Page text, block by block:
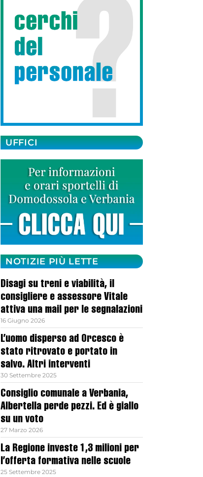
UFFICI
NOTIZIE PIÙ LETTE
Disagi su treni e viabilità, il
consigliere e assessore Vitale
attiva una mail per le segnalazioni
16 Giugno 2026
L’uomo disperso ad Orcesco è
stato ritrovato e portato in
salvo. Altri interventi
30 Settembre 2025
Consiglio comunale a Verbania,
Albertella perde pezzi. Ed è giallo
su un voto
27 Marzo 2026
La Regione investe 1,3 milioni per
l’offerta formativa nelle scuole
25 Settembre 2025